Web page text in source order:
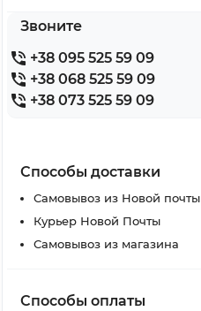
Звоните
+38 095 525 59 09
+38 068 525 59 09
+38 073 525 59 09
Способы доставки
Самовывоз из Новой почты
Курьер Новой Почты
Самовывоз из магазина
Способы оплаты